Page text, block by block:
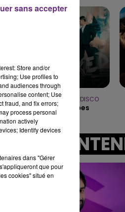
16h00 - 20h00
WEEK-END CHAMPAGNE
PANIC! AT THE DISCO
High Hopes
A
Store and/or
Use profiles to
audiences through
content; Use
fraud, and fix errors;
process personal
actively
Identify devices
dans "Gérer
que pour
cookies" situé en
sans accepter